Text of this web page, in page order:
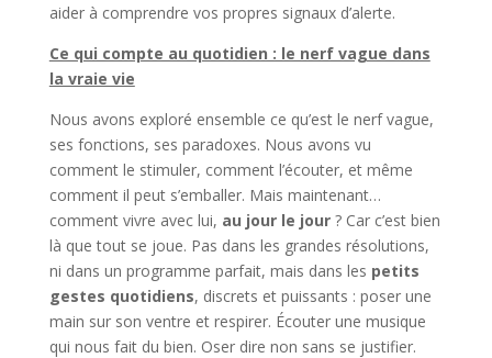
aider à comprendre vos propres signaux d’alerte.
Ce qui compte au quotidien : le nerf vague dans
la vraie vie
Nous avons exploré ensemble ce qu’est le nerf vague,
ses fonctions, ses paradoxes. Nous avons vu
comment le stimuler, comment l’écouter, et même
comment il peut s’emballer. Mais maintenant…
comment vivre avec lui, au jour le jour? Car c’est bien
là que tout se joue. Pas dans les grandes résolutions,
ni dans un programme parfait, mais dans les petits
gestes quotidiens, discrets et puissants : poser une
main sur son ventre et respirer. Écouter une musique
qui nous fait du bien. Oser dire non sans se justifier.